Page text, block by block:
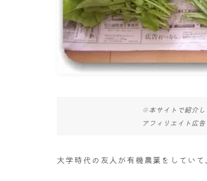
※本サイトで紹介し
アフィリエイト広
大学時代の友人が有機農業をしてい